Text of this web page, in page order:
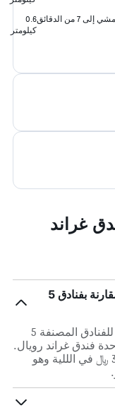
7 من الدقائق
0.6
كيلومتر
غراند
هل الأسعار في فندق غراند رويال قابلة للمقارنة بفنادق 5
هناك فرق يبلغ 9% في متوسط ​​سعر الليلة للفنادق المصنفة 5
فندق غراند رويال.
السعر في فندق غراند رويال هو فقط 3,198 ﷼ في الللية وهو